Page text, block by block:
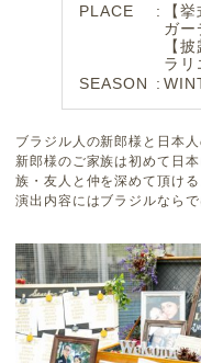
PLACE
【
ガー
【
ラリ
SEASON
ブラジル人の新郎様と日本
新郎様のご家族は初めて日
族・友人と仲を深めて頂け
演出内容にはブラジルならで